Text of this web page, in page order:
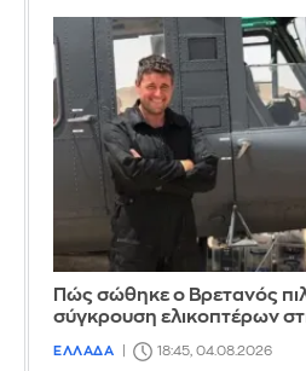
Πώς σώθηκε ο Βρετανός
σύγκρουση ελικοπτέρων
ΕΛΛΑΔΑ 18:45, 04.08.2026